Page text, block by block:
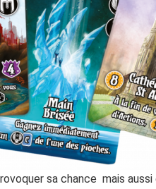
sa chance mais